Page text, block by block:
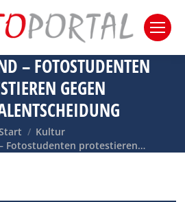
– FOTOSTUDENTEN
GEGEN
Kultur
Fotostudenten protestieren…